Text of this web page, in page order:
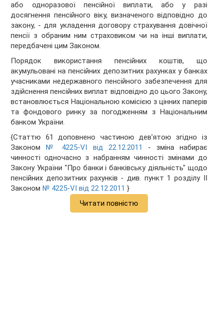
або одноразової пенсійної виплати, або у разі
досягнення пенсійного віку, визначеного відповідно до
закону, - для укладення договору страхування довічної
пенсії з обраним ним страховиком чи на інші виплати,
передбачені цим Законом.
Порядок використання пенсійних коштів, що
акумульовані на пенсійних депозитних рахунках у банках
учасниками недержавного пенсійного забезпечення для
здійснення пенсійних виплат відповідно до цього Закону,
встановлюється Національною комісією з цінних паперів
та фондового ринку за погодженням з Національним
банком України.
{Статтю 61 доповнено частиною дев'ятою згідно із
Законом № 4225-VI від 22.12.2011
- зміна набирає
чинності одночасно з набранням чинності змінами до
Закону України "Про банки і банківську діяльність" щодо
пенсійних депозитних рахунків - див. пункт 1 розділу II
Законом № 4225-VI від 22.12.2011 }
Читати повністю